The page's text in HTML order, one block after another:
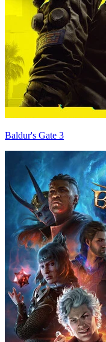
Baldur's Gate 3